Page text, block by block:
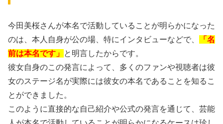
今田美桜さんが本名で活動していることが明らかになった
のは、本人自身が公の場、特にインタビューなどで、
「名
前は本名です」 と明言したからです。
彼女自身のこの発言によって、多くのファンや視聴者は彼
女のステージ名が実際には彼女の本名であることを知るこ
とができました。
このように直接的な自己紹介や公式の発言を通じて、芸能